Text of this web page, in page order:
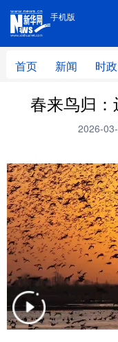
手机版
首页 新闻 时政
手机版
首页
文化
体育
地方频道
北京
辽宁
浙江
春来鸟归
2026-